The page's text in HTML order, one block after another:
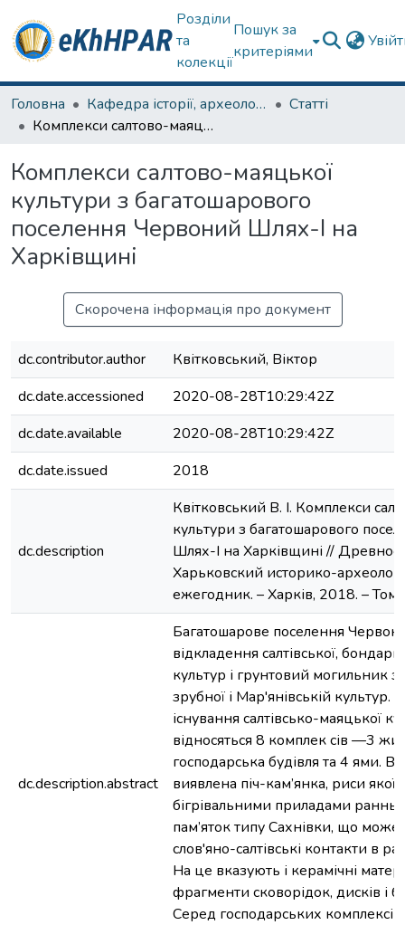
Розділи
та
колекції
Пошук за
критеріями
Головна Кафедра історії, археології та гуманітарних наук
Статті
Комплекси салтово-маяцької культури з багатошарового поселення Червоний Шлях-І на Харківщині
Комплекси салтово-маяцької
культури з багатошарового
поселення Червоний Шлях-І на
Харківщині
Скорочена інформація про документ
dc.contributor.author
Квітковський, Віктор
dc.date.accessioned
2020-08-28T10:29:42Z
dc.date.available
2020-08-28T10:29:42Z
dc.date.issued
2018
dc.description
Квітковський В. І. Комплекси
культури з багатошарового
Шлях-І на Харківщині //
Харьковский историко-
ежегодник. – Харків, 2018. –
dc.description.abstract
Багатошарове поселення
відкладення салтівської,
культур і грунтовий могильник
зрубної і Мар'янівській культур.
існування салтівсько-маяцької
відносяться 8 комплек сів —3
господарська будівля та 4 ями. В
виявлена піч-кам’янка, риси якої
бігрівальними приладами
пам’яток типу Сахнівки, що може
слов'яно-салтівські контакти в
На це вказують і керамічні
фрагменти сковорідок, дисків і
Серед господарських комплексів